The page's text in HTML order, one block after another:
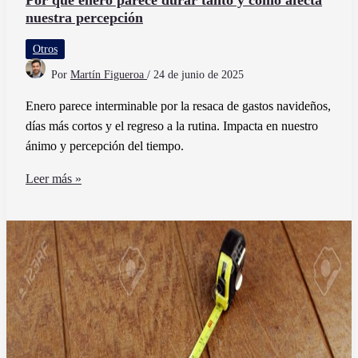
nuestra percepción
Otros
Por Martín Figueroa / 24 de junio de 2025
Enero parece interminable por la resaca de gastos navideños,
días más cortos y el regreso a la rutina. Impacta en nuestro
ánimo y percepción del tiempo.
Por
enero
parece
durar
tanto
y
cómo
afecta
Leer más »